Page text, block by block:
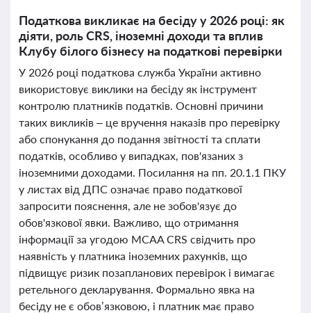
Податкова викликає на бесіду у 2026 році: як
діяти, роль CRS, іноземні доходи та вплив
Клубу білого бізнесу на податкові перевірки
У 2026 році податкова служба України активно
використовує виклики на бесіду як інструмент
контролю платників податків. Основні причини
таких викликів – це вручення наказів про перевірку
або спонукання до подання звітності та сплати
податків, особливо у випадках, пов'язаних з
іноземними доходами. Посилання на пп. 20.1.1 ПКУ
у листах від ДПС означає право податкової
запросити пояснення, але не зобов'язує до
обов'язкової явки. Важливо, що отримання
інформації за угодою MCAA CRS свідчить про
наявність у платника іноземних рахунків, що
підвищує ризик позапланових перевірок і вимагає
ретельного декларування. Формально явка на
бесіду не є обов’язковою, і платник має право